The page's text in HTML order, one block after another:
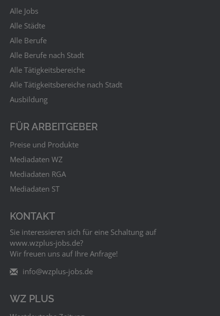
Alle Jobs
Alle Städte
Alle Berufe
Alle Berufe nach Stadt
Alle Tätigkeitsbereiche
Alle Tätigkeitsbereiche nach Stadt
Ausbildung
FÜR ARBEITGEBER
Preise und Produkte
Mediadaten WZ
Mediadaten RGA
Mediadaten ST
KONTAKT
Sie interessieren sich für eine Schaltung auf
www.wzplus‑jobs.de?
Wir freuen uns auf Ihre Anfrage!
info@wzplus-jobs.de
WZ PLUS